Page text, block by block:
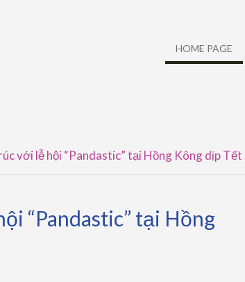
HOME PAGE
với lễ hội “Pandastic” tại Hồng Kông dịp
“Pandastic” tại Hồng